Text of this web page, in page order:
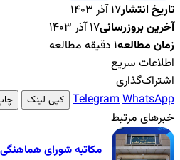
تاریخ انتشار۱۷ آذر ۱۴۰۳
آخرین بروزرسانی۱۷ آذر ۱۴۰۳
زمان مطالعه۱ دقیقه مطالعه
اطلاعات سریع
اشتراک‌گذاری
TelegramWhatsApp کپی لینک
خبرهای مرتبط
مکاتبه شورای